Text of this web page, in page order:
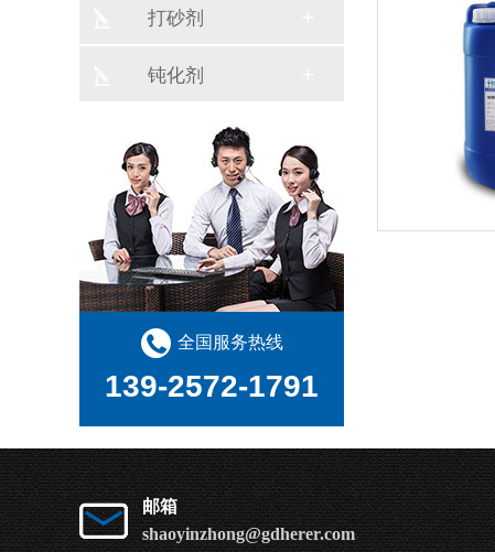
打砂剂
钝化剂
全国服务热线
139-2572-1791
邮箱
shaoyinzhong@gdherer.com